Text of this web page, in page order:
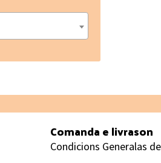
Comanda e livrason
Condicions Generalas